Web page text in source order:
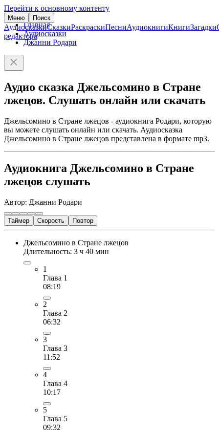
Перейти к основному контенту
Меню Поиск
АудиосказкиСказкиРаскраскиПесниАудиокнигиКнигиЗагадки
редактора
Главная
Аудиосказки
Джанни Родари
Аудио сказка Джельсомино в Стране
лжецов. Слушать онлайн или скачать
Джельсомино в Стране лжецов - аудиокнига Родари, которую
вы можете слушать онлайн или скачать. Аудиосказка
Джельсомино в Стране лжецов представлена в формате mp3.
Аудиокнига Джельсомино в Стране
лжецов слушать
Автор: Джанни Родари
Таймер Скорость Повтор
Джельсомино в Стране лжецов
Длительность: 3 ч 40 мин
1
Глава 1
08:19
2
Глава 2
06:32
3
Глава 3
11:52
4
Глава 4
10:17
5
Глава 5
09:32